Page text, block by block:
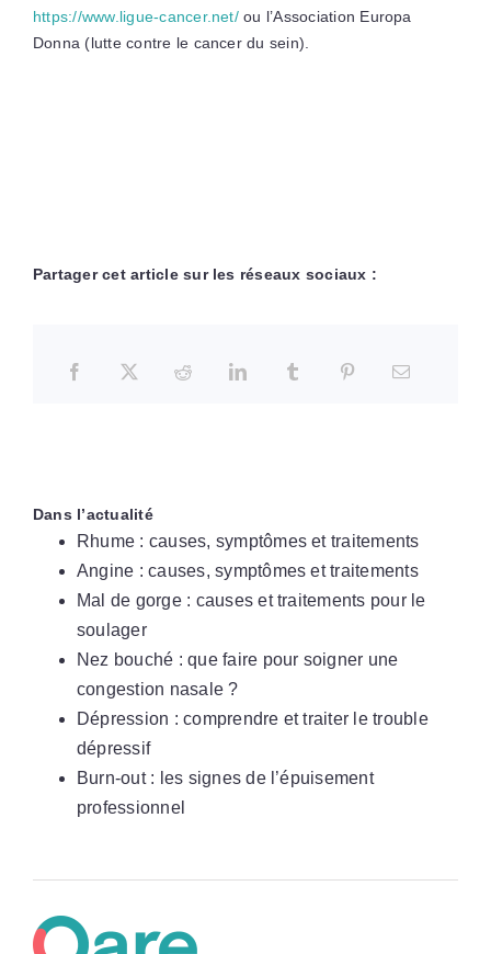
https://www.ligue-cancer.net/ou l’Association Europa
Donna (lutte contre le cancer du sein).
Partager cet article sur les réseaux sociaux :
Dans l’actualité
Rhume : causes, symptômes et traitements
Angine : causes, symptômes et traitements
Mal de gorge : causes et traitements pour le
soulager
Nez bouché : que faire pour soigner une
congestion nasale ?
Dépression : comprendre et traiter le trouble
dépressif
Burn-out : les signes de l’épuisement
professionnel